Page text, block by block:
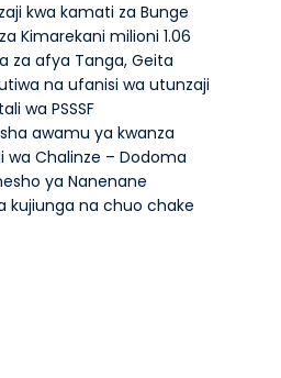
kwa kamati za Bunge
Kimarekani milioni 1.06
za afya Tanga, Geita
na ufanisi wa utunzaji
wa PSSSF
awamu ya kwanza
Chalinze – Dodoma
ya Nanenane
kujiunga na chuo chake